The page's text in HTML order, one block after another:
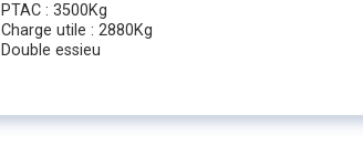
PTAC : 3500Kg
Charge utile : 2880Kg
Double essieu